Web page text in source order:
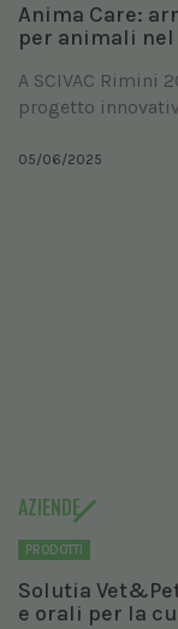
Anima Care:
per animali
A SCIVAC Rimini
progetto
05/06/2025
AZIENDE
PRODOTTI
Solutia
e orali per la